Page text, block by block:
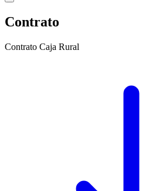
Contrato
Contrato Caja Rural